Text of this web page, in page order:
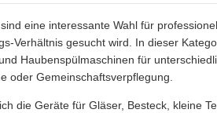
eine interessante Wahl für
Verhältnis gesucht wird. In dieser
Haubenspülmaschinen für
oder Gemeinschaftsverpflegung.
die Geräte für Gläser, Besteck, kleine